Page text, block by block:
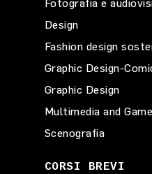
Fotografia e
Design
Fashion design
Graphic Design-
Graphic Design
Multimedia and
Scenografia
CORSI BREVI